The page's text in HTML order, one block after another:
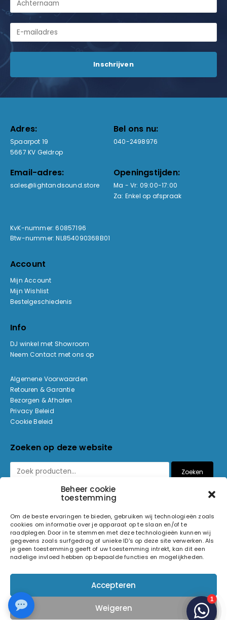
Beheer cookie
toestemming
Om de beste ervaringen te bieden, gebruiken wij technologieën zoals
cookies om informatie over je apparaat op te slaan en/of te
raadplegen. Door in te stemmen met deze technologieën kunnen wij
gegevens zoals surfgedrag of unieke ID's op deze site verwerken. Als
je geen toestemming geeft of uw toestemming intrekt, kan dit een
nadelige invloed hebben op bepaalde functies en mogelijkheden.
Accepteren
Weigeren
Adres:
Spaarpot 19
5667 KV Geldrop
Bel ons nu:
040-2498976
Email-adres:
sales@lightandsound.store
Openingstijden:
Ma - Vr: 09:00-17:00
Za: Enkel op afspraak
KvK-nummer: 60857196
Btw-nummer: NL854090368B01
Account
Mijn Account
Mijn Wishlist
Bestelgeschiedenis
Info
DJ winkel met Showroom
Neem Contact met ons op
Algemene Voorwaarden
Retouren & Garantie
Bezorgen & Afhalen
Privacy Beleid
Cookie Beleid
Zoeken op deze website
Zoeken
© 2026 Light and Sound Factory. Alle rechten voorbehouden.
Volg ons op